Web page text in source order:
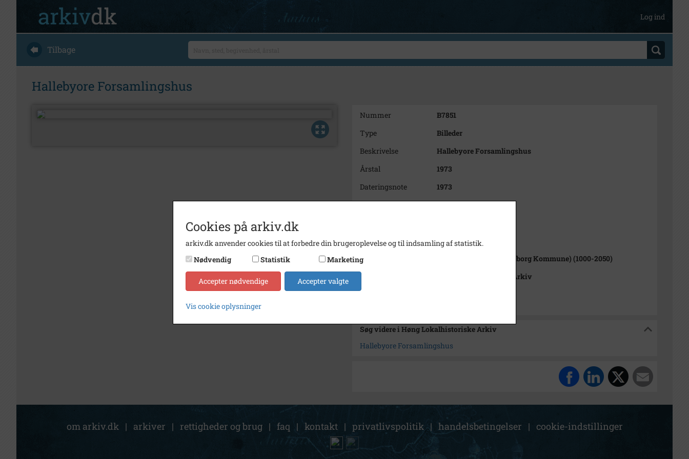
Log ind
Tilbage
Hallebyore Forsamlingshus
Nummer
B7851
Type
Billeder
Beskrivelse
Hallebyore Forsamlingshus
Årstal
1973
Dateringsnote
1973
Fotograf
Ukendt
Type
Sogn (1000-2050)
Enhed
Finderup Sogn (Kalundborg Kommune) (1000-2050)
Arkiv
Høng Lokalhistoriske Arkiv
Søg videre i Høng Lokalhistoriske Arkiv
Hallebyore Forsamlingshus
om arkiv.dk | arkiver | rettigheder og brug | faq | kontakt | privatlivspolitik | handelsbetingelser | cookie-indstillinger
Cookies på arkiv.dk
arkiv.dk anvender cookies til at forbedre din brugeroplevelse og til indsamling af statistik.
Nødvendig
Statistik Marketing
Accepter nødvendige Accepter valgte
Vis cookie oplysninger